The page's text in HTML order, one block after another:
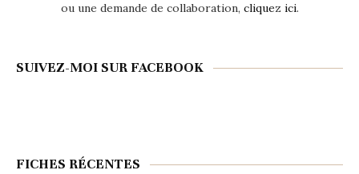
ou une demande de collaboration, cliquez ici.
SUIVEZ-MOI SUR FACEBOOK
FICHES RÉCENTES